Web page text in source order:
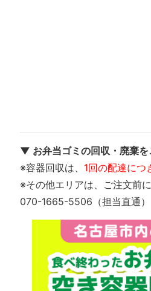
▼ お弁当ゴミの回収・廃棄
※容器回収は、 1回の配達につ
※その他エリアは、ご注文前
070-1665-5506（担当直通